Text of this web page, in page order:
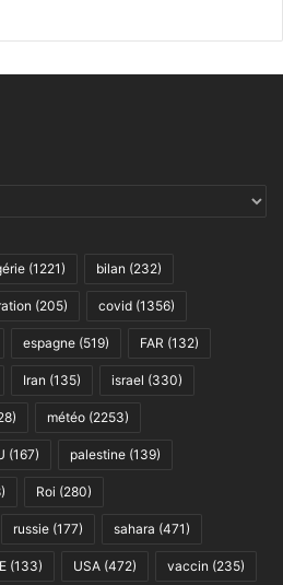
(1221) bilan (232)
(205) covid (1356)
espagne (519) FAR (132)
Iran (135) israel (330)
météo (2253)
(167) palestine (139)
Roi (280)
russie (177) sahara (471)
(133) USA (472) vaccin (235)